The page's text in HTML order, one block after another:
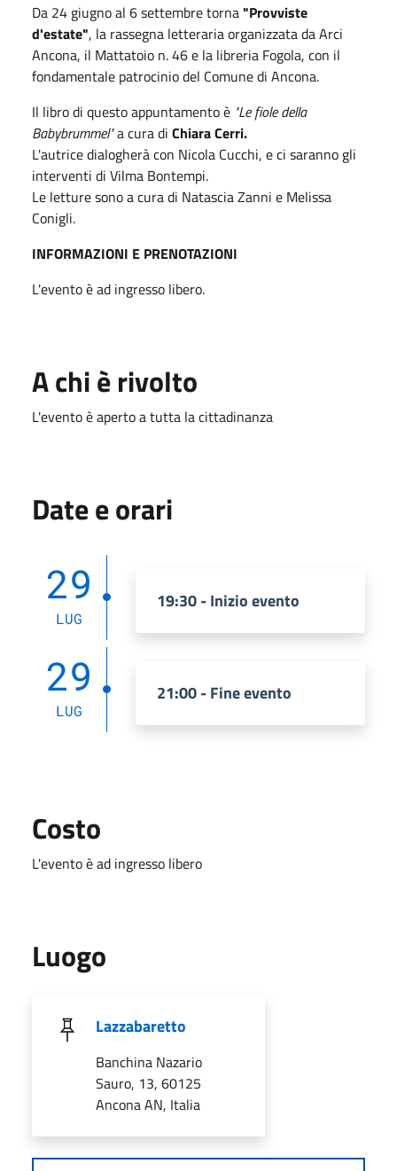
Da 24 giugno al 6 settembre torna"Provviste
d'estate", la rassegna letteraria organizzata da Arci
Ancona, il Mattatoio n. 46 e la libreria Fogola, con il
fondamentale patrocinio del Comune di Ancona.
Il libro di questo appuntamento è "Le fiole della
Babybrummel"a cura di Chiara Cerri.
L'autrice dialogherà con Nicola Cucchi, e ci saranno gli
interventi di Vilma Bontempi.
Le letture sono a cura di Natascia Zanni e Melissa
Conigli.
INFORMAZIONI E PRENOTAZIONI
L'evento è ad ingresso libero.
A chi è rivolto
L'evento è aperto a tutta la cittadinanza
Date e orari
29
LUG
19:30 - Inizio evento
29
LUG
21:00 - Fine evento
Costo
L'evento è ad ingresso libero
Luogo
Lazzabaretto
Banchina Nazario
Sauro, 13, 60125
Ancona AN, Italia